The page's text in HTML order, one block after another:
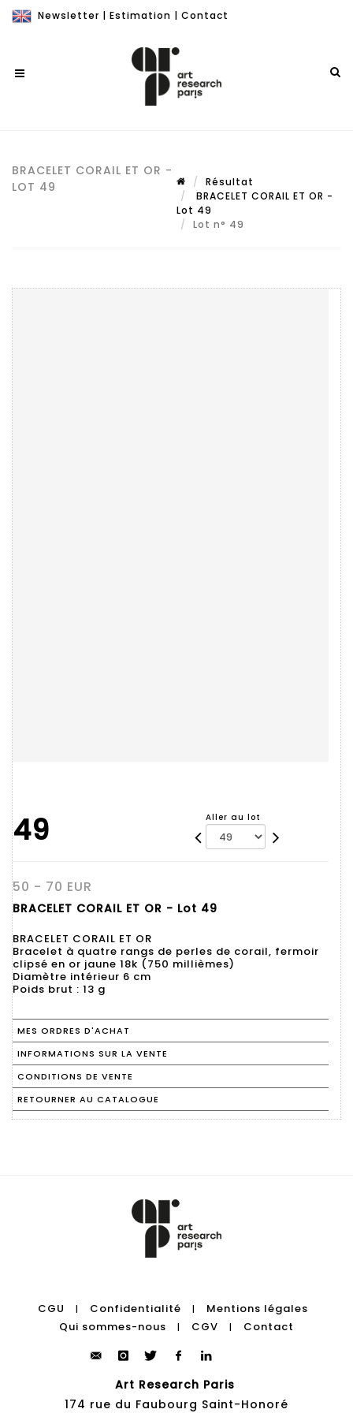
Newsletter | Estimation | Contact
BRACELET CORAIL ET OR -
LOT 49
Résultat
BRACELET CORAIL ET OR -
Lot 49
Lot n° 49
49 Aller au lot
50 - 70 EUR
BRACELET CORAIL ET OR - Lot 49
BRACELET CORAIL ET OR
Bracelet à quatre rangs de perles de corail, fermoir
clipsé en or jaune 18k (750 millièmes)
Diamètre intérieur 6 cm
Poids brut : 13 g
MES ORDRES D'ACHAT
INFORMATIONS SUR LA VENTE
CONDITIONS DE VENTE
RETOURNER AU CATALOGUE
CGU | Confidentialité |
Mentions légales
Qui sommes-nous
| CGV | Contact
Art Research Paris
174 rue du Faubourg Saint-Honoré